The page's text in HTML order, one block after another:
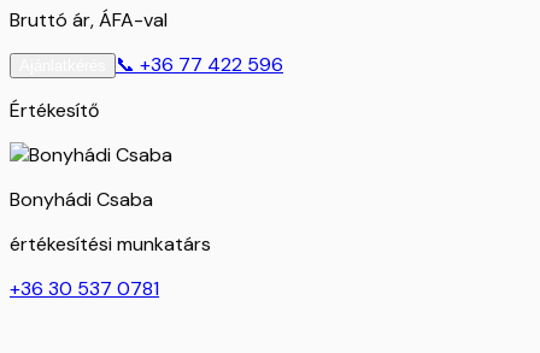
Bruttó ár, ÁFA-val
📞 +36 77 422 596
Értékesítő
Bonyhádi Csaba
értékesítési munkatárs
+36 30 537 0781